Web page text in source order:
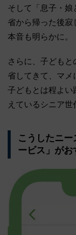
そして「息子・娘
省から帰った後寂
本音も明らかに。
さらに、子ども
省してきて、マメ
子どもとは程よい
えているシニア世
こうしたニ
ービス」がお